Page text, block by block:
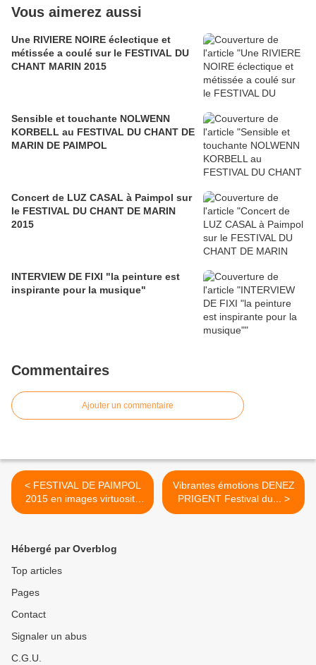
Vous aimerez aussi
Une RIVIERE NOIRE éclectique et
métissée a coulé sur le FESTIVAL DU
CHANT MARIN 2015
Sensible et touchante NOLWENN
KORBELL au FESTIVAL DU CHANT DE
MARIN DE PAIMPOL
Concert de LUZ CASAL à Paimpol sur
le FESTIVAL DU CHANT DE MARIN
2015
INTERVIEW DE FIXI "la peinture est
inspirante pour la musique"
Commentaires
Ajouter un commentaire
< FESTIVAL DE PAIMPOL
2015 en images virtuosité
d...
Vibrantes émotions DENEZ
PRIGENT Festival du... >
Hébergé par Overblog
Top articles
Pages
Contact
Signaler un abus
C.G.U.